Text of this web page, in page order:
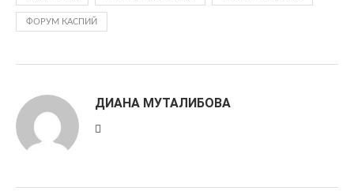
ФОРУМ КАСПИЙ
ДИАНА МУТАЛИБОВА